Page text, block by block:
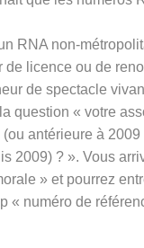
RNA non-
de licence ou de
de spectacle
la question « votre
antérieure à
2009) ? ». Vous
» et pourrez
« numéro de